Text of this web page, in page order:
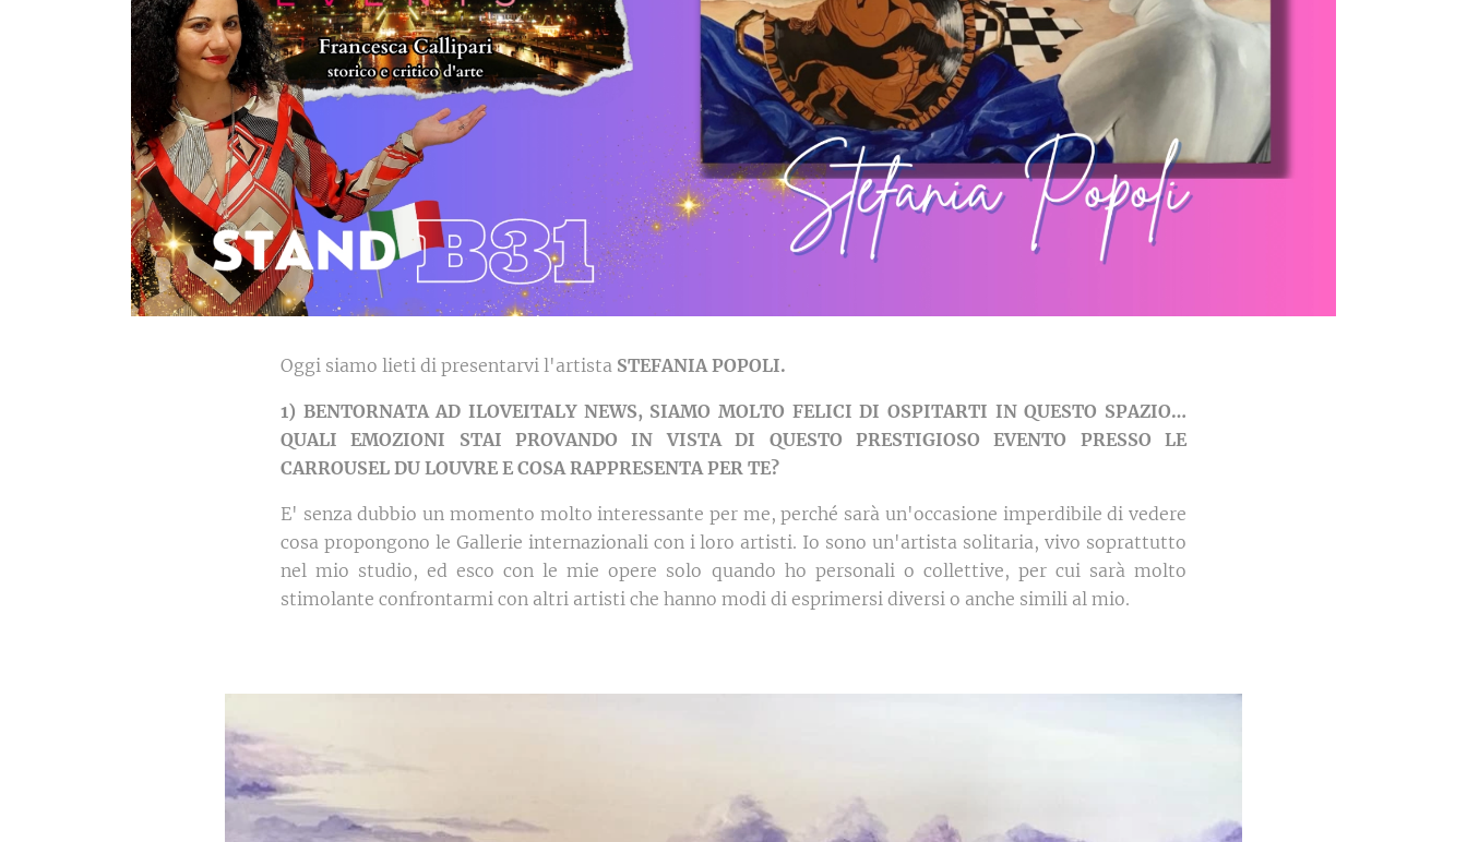
Oggi siamo lieti di presentarvi l'artista STEFANIA POPOLI.
1) BENTORNATA AD ILOVEITALY NEWS, SIAMO MOLTO FELICI DI OSPITARTI IN QUESTO SPAZIO…
QUALI EMOZIONI STAI PROVANDO IN VISTA DI QUESTO PRESTIGIOSO EVENTO PRESSO LE
CARROUSEL DU LOUVRE E COSA RAPPRESENTA PER TE?
E' senza dubbio un momento molto interessante per me, perché sarà un'occasione imperdibile di vedere
cosa propongono le Gallerie internazionali con i loro artisti. Io sono un'artista solitaria, vivo soprattutto
nel mio studio, ed esco con le mie opere solo quando ho personali o collettive, per cui sarà molto
stimolante confrontarmi con altri artisti che hanno modi di esprimersi diversi o anche simili al mio.